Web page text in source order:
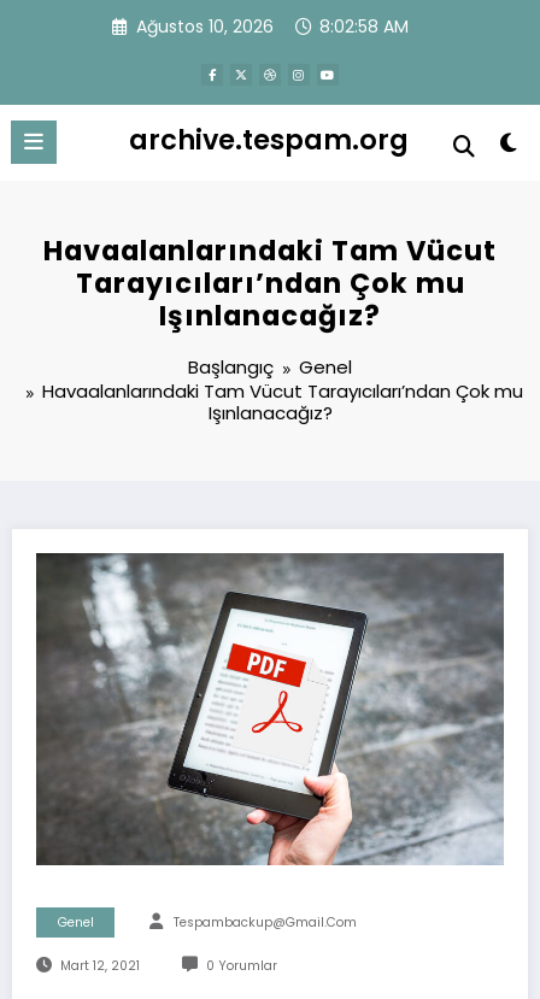
Ağustos 10, 2026 8:02:58 AM
archive.tespam.org
Havaalanlarındaki Tam Vücut
Tarayıcıları’ndan Çok mu
Işınlanacağız?
Başlangıç
Genel
Havaalanlarındaki Tam Vücut Tarayıcıları’ndan Çok mu
Işınlanacağız?
Genel Tespambackup@gmail.com
Mart 12, 2021 0 Yorumlar